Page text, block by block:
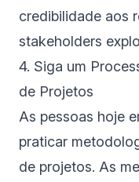
credibilidade aos
stakeholders
4. Siga um
de Projetos
As pessoas hoje
praticar
de projetos. As